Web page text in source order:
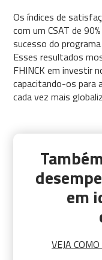
Os índices de
com um CSAT de
sucesso do
Esses resultados
FHINCK em investir
capacitando-os para
cada vez mais
em
VEJA